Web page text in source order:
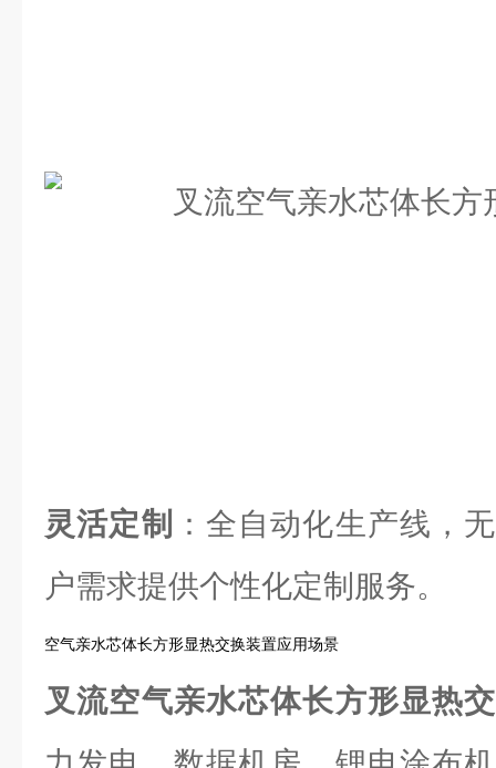
灵活定制
：全自动化生产线，
户需求提供个性化定制服务。
空气亲水芯体长方形显热交换装置应用场景
叉流空气亲水芯体长方形显热